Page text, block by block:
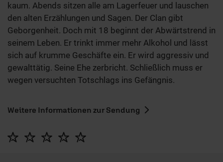
kaum. Abends sitzen alle am Lagerfeuer und lauschen
den alten Erzählungen und Sagen. Der Clan gibt
Geborgenheit. Doch mit 18 beginnt der Abwärtstrend in
seinem Leben. Er trinkt immer mehr Alkohol und lässt
sich auf krumme Geschäfte ein. Er wird aggressiv und
gewalttätig. Seine Ehe zerbricht. Schließlich muss er
wegen versuchten Totschlags ins Gefängnis.
Weitere Informationen zur Sendung